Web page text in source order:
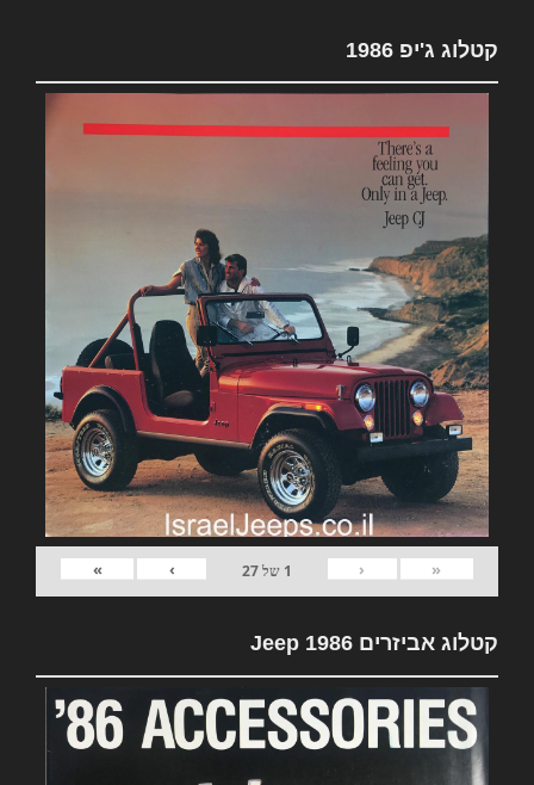
קטלוג ג'יפ 1986
«
‹
1 של27
›
»
קטלוג אביזרים Jeep 1986